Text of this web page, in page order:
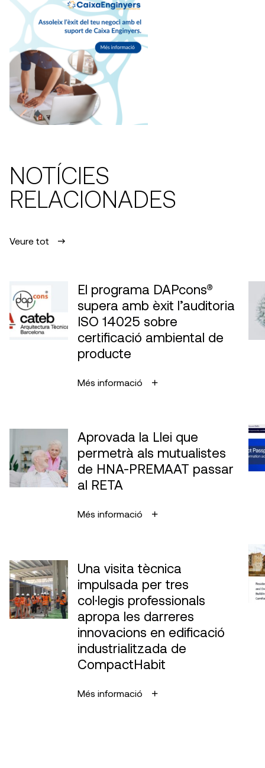
NOTÍCIES
RELACIONADES
Veure tot
El programa DAPcons®
supera amb èxit l’auditoria
ISO 14025 sobre
certificació ambiental de
producte
Més informació
Aprovada la Llei que
permetrà als mutualistes
de HNA-PREMAAT passar
al RETA
Més informació
Una visita tècnica
impulsada per tres
col·legis professionals
apropa les darreres
innovacions en edificació
industrialitzada de
CompactHabit
Més informació